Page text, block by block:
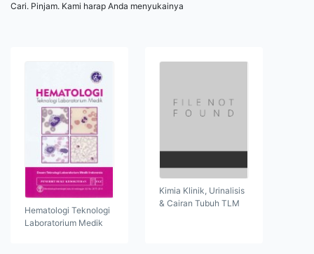
Cari. Pinjam. Kami harap Anda menyukainya
Hematologi Teknologi
Laboratorium Medik
Kimia Klinik, Urinalisis
& Cairan Tubuh TLM